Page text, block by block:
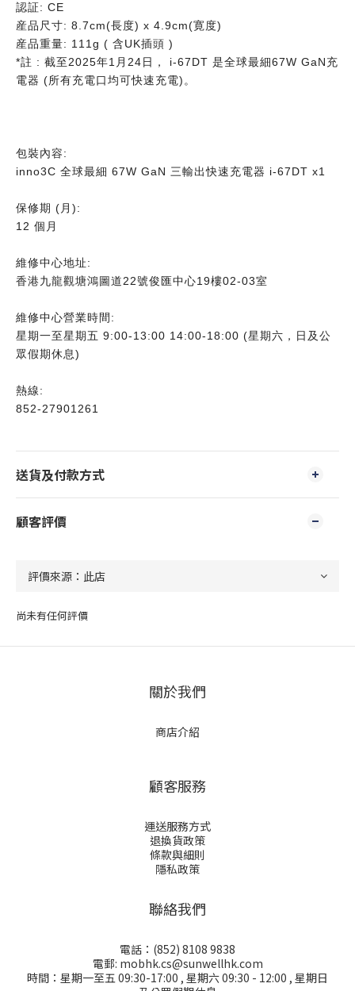
認証: CE
産品尺寸: 8.7cm(長度) x 4.9cm(寛度)
産品重量: 111g ( 含UK插頭 )
*註 : 截至2025年1月24日， i-67DT 是全球最細67W GaN充
電器 (所有充電口均可快速充電)。
包裝內容:
inno3C 全球最細 67W GaN 三輸出快速充電器 i-67DT x1
保修期 (月):
12 個月
維修中心地址:
香港九龍觀塘鴻圖道22號俊匯中心19樓02-03室
維修中心營業時間:
星期一至星期五 9:00-13:00 14:00-18:00 (星期六，日及公
眾假期休息)
熱線:
852-27901261
送貨及付款方式
顧客評價
尚未有任何評價
關於我們
商店介紹
顧客服務
運送服務方式
退換貨政策
條款與細則
隱私政策
聯絡我們
電話：(852) 8108 9838
電郵: mobhk.cs@sunwellhk.com
時間：星期一至五 09:30-17:00 , 星期六 09:30 - 12:00 , 星期日